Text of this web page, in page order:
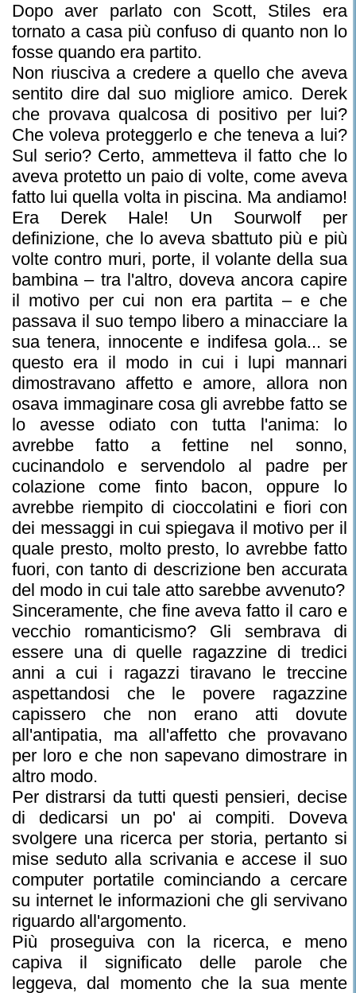
Dopo aver parlato con Scott, Stiles era
tornato a casa più confuso di quanto non lo
fosse quando era partito.
Non riusciva a credere a quello che aveva
sentito dire dal suo migliore amico. Derek
che provava qualcosa di positivo per lui?
Che voleva proteggerlo e che teneva a lui?
Sul serio? Certo, ammetteva il fatto che lo
aveva protetto un paio di volte, come aveva
fatto lui quella volta in piscina. Ma andiamo!
Era Derek Hale! Un Sourwolf per
definizione, che lo aveva sbattuto più e più
volte contro muri, porte, il volante della sua
bambina – tra l'altro, doveva ancora capire
il motivo per cui non era partita – e che
passava il suo tempo libero a minacciare la
sua tenera, innocente e indifesa gola... se
questo era il modo in cui i lupi mannari
dimostravano affetto e amore, allora non
osava immaginare cosa gli avrebbe fatto se
lo avesse odiato con tutta l'anima: lo
avrebbe fatto a fettine nel sonno,
cucinandolo e servendolo al padre per
colazione come finto bacon, oppure lo
avrebbe riempito di cioccolatini e fiori con
dei messaggi in cui spiegava il motivo per il
quale presto, molto presto, lo avrebbe fatto
fuori, con tanto di descrizione ben accurata
del modo in cui tale atto sarebbe avvenuto?
Sinceramente, che fine aveva fatto il caro e
vecchio romanticismo? Gli sembrava di
essere una di quelle ragazzine di tredici
anni a cui i ragazzi tiravano le treccine
aspettandosi che le povere ragazzine
capissero che non erano atti dovute
all'antipatia, ma all'affetto che provavano
per loro e che non sapevano dimostrare in
altro modo.
Per distrarsi da tutti questi pensieri, decise
di dedicarsi un po' ai compiti. Doveva
svolgere una ricerca per storia, pertanto si
mise seduto alla scrivania e accese il suo
computer portatile cominciando a cercare
su internet le informazioni che gli servivano
riguardo all'argomento.
Più proseguiva con la ricerca, e meno
capiva il significato delle parole che
leggeva, dal momento che la sua mente